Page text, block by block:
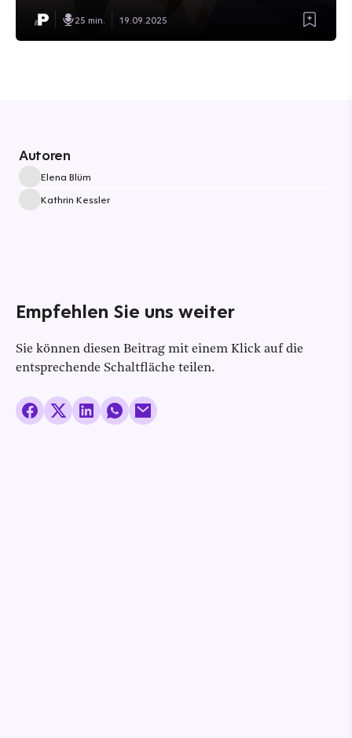
25 min. 19.09.2025
Autoren
Elena Blüm
Kathrin Kessler
Empfehlen Sie uns weiter
Sie können diesen Beitrag mit einem Klick auf die
entsprechende Schaltfläche teilen.